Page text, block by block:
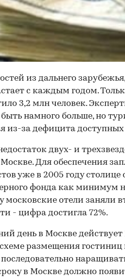
из дальнего
с каждым годом.
3,2 млн человек.
намного больше, но
из-за дефицита
двух- и
Для обеспечения
уже в 2005 году столице
фонда как минимум
московские отели заняли
- цифра достигла 72%.
день в Москве действует
размещения гостиниц
в Москве должно